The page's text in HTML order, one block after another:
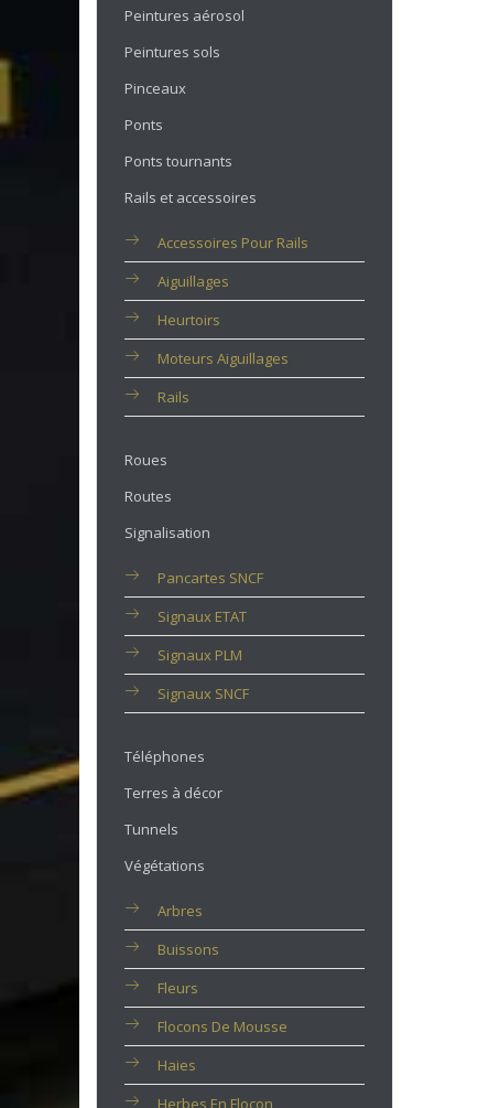
Peintures aérosol
Peintures sols
Pinceaux
Ponts
Ponts tournants
Rails et accessoires
Accessoires Pour Rails
Aiguillages
Heurtoirs
Moteurs Aiguillages
Rails
Roues
Routes
Signalisation
Pancartes SNCF
Signaux ETAT
Signaux PLM
Signaux SNCF
Téléphones
Terres à décor
Tunnels
Végétations
Arbres
Buissons
Fleurs
Flocons De Mousse
Haies
Herbes En Flocon